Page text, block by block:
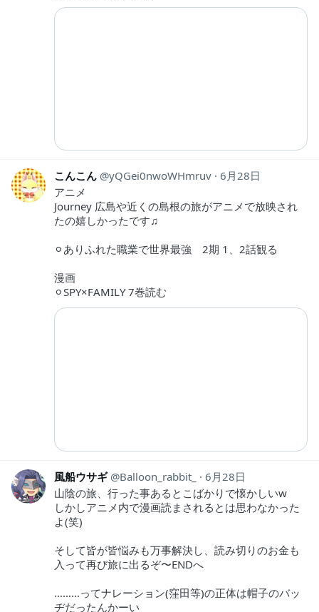
こんこん yQGei0nwoWHmruv 6月28日
アニメ
Journey 広島や近くの島根の旅がアニメで放映され
たの嬉しかったです♫
⚪︎ありふれた職業で世界最強 2期 1、2話観る
漫画
⚪︎SPY×FAMILY 7巻読む
風船ウサギ Balloon_rabbit_
6月28日
山陰の旅、行った事あるとこばかりで懐かしいw
しかしアニメ内で漫画読まされるとは思わなかった
よ(笑)
そして皆が皆悩みも万事解決し、読み切りのお金も
入って再び旅に出るぞ〜ENDへ
………ってナレーション(窪田等)の正体は帽子のバッ
ヂだったんかーい